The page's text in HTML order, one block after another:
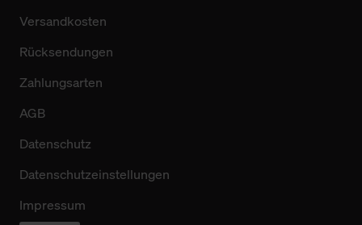
Versandkosten
Rücksendungen
Zahlungsarten
AGB
Datenschutz
Datenschutzeinstellungen
Impressum